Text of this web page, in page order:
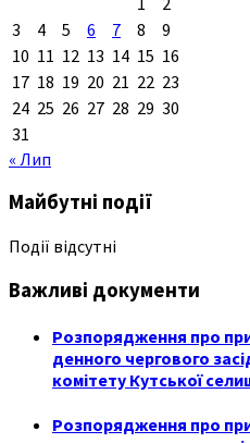
3
4 5 6 7 8
9
10 11 12 13 14 15 16
17 18 19 20 21 22 23
24 25 26 27 28 29 30
31
« Лип
Майбутні події
Події відсутні
Важливі документи
Розпорядження про
денного чергового
комітету Кутської
Розпорядження про